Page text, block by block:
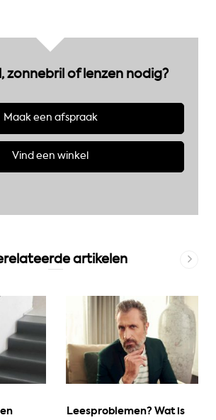
zonnebril of lenzen nodig?
Maak een afspraak
Vind een winkel
artikelen
Leesproblemen? Wat is